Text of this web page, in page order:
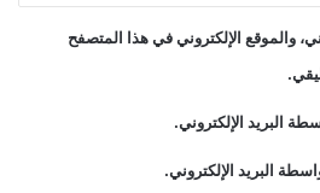
والموقع الإلكتروني في هذا المتصفح
البريد الإلكتروني.
البريد الإلكتروني.